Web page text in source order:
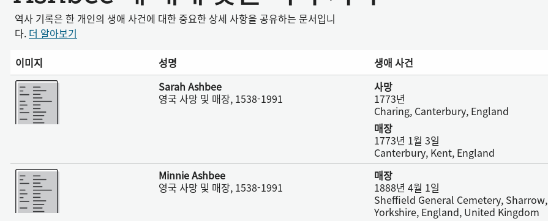
역사 기록은 한 개인의 생애 사건에 대한 중요한 상세 사항을 공유하는 문서입니
다. 더 알아보기
이미지 성명 생애 사건
더 보기
Sarah Ashbee
영국 사망 및 매장, 1538-1991
사망
1773년
Charing, Canterbury, England
매장
1773년 1월 3일
Canterbury, Kent, England
더 보기
Minnie Ashbee
영국 사망 및 매장, 1538-1991
매장
1888년 4월 1일
Sheffield General Cemetery, Sharrow,
Yorkshire, England, United Kingdom